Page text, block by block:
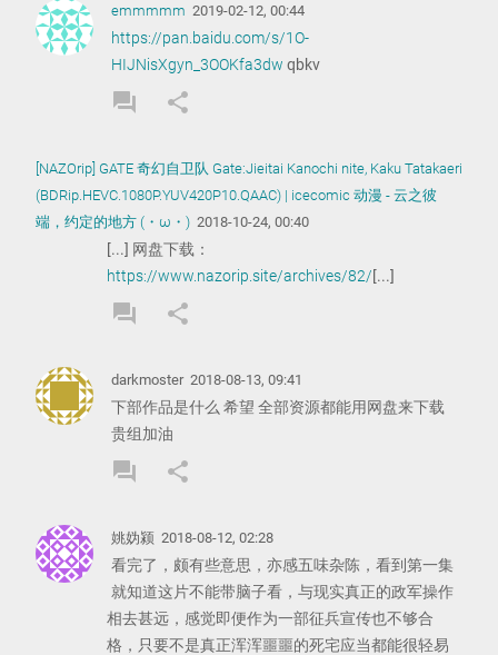
emmmmm 2019-02-12, 00:44
https://pan.baidu.com/s/1O-
HIJNisXgyn_3OOKfa3dw qbkv
forumREPLY
shareSHARE
[NAZOrip] GATE 奇幻自卫队 Gate:Jieitai Kanochi nite, Kaku Tatakaeri
(BDRip.HEVC.1080P.YUV420P10.QAAC) | icecomic 动漫 - 云之彼
端，约定的地方 (・ω・) 2018-10-24, 00:40
[...] 网盘下载：
https://www.nazorip.site/archives/82/[...]
forumREPLY
shareSHARE
darkmoster 2018-08-13, 09:41
下部作品是什么 希望 全部资源都能用网盘来下载
贵组加油
forumREPLY
shareSHARE
姚妫颍 2018-08-12, 02:28
看完了，颇有些意思，亦感五味杂陈，看到第一集
就知道这片不能带脑子看，与现实真正的政军操作
相去甚远，感觉即便作为一部征兵宣传也不够合
格，只要不是真正浑浑噩噩的死宅应当都能很轻易